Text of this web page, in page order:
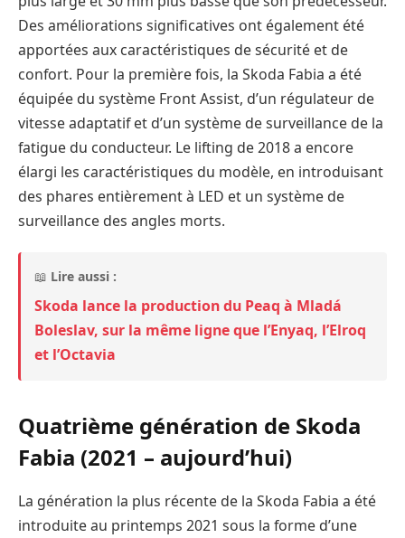
Des améliorations significatives ont également été
apportées aux caractéristiques de sécurité et de
confort. Pour la première fois, la Skoda Fabia a été
équipée du système Front Assist, d’un régulateur de
vitesse adaptatif et d’un système de surveillance de la
fatigue du conducteur. Le lifting de 2018 a encore
élargi les caractéristiques du modèle, en introduisant
des phares entièrement à LED et un système de
surveillance des angles morts.
📖 Lire aussi :
Skoda lance la production du Peaq à Mladá
Boleslav, sur la même ligne que l’Enyaq, l’Elroq
et l’Octavia
Quatrième génération de Skoda
Fabia (2021 – aujourd’hui)
La génération la plus récente de la Skoda Fabia a été
introduite au printemps 2021 sous la forme d’une